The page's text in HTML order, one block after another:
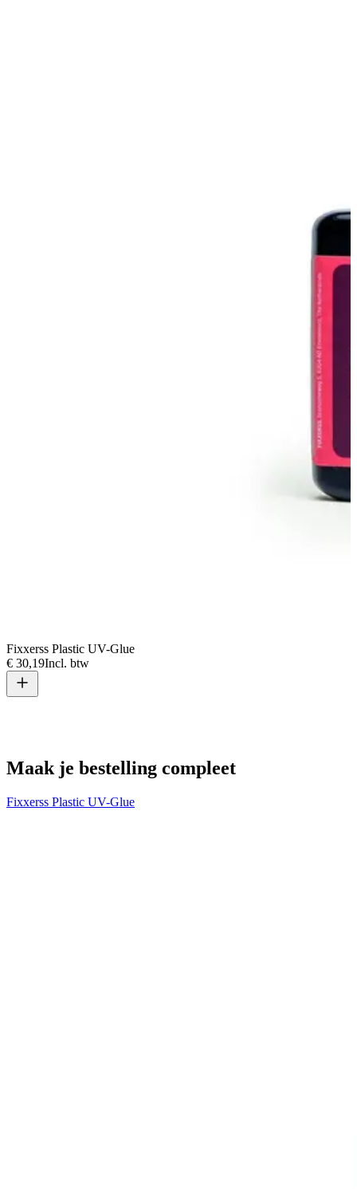
Fixxerss Plastic UV-Glue
€ 30,19Incl. btw
Maak je bestelling compleet
Fixxerss Plastic UV-Glue